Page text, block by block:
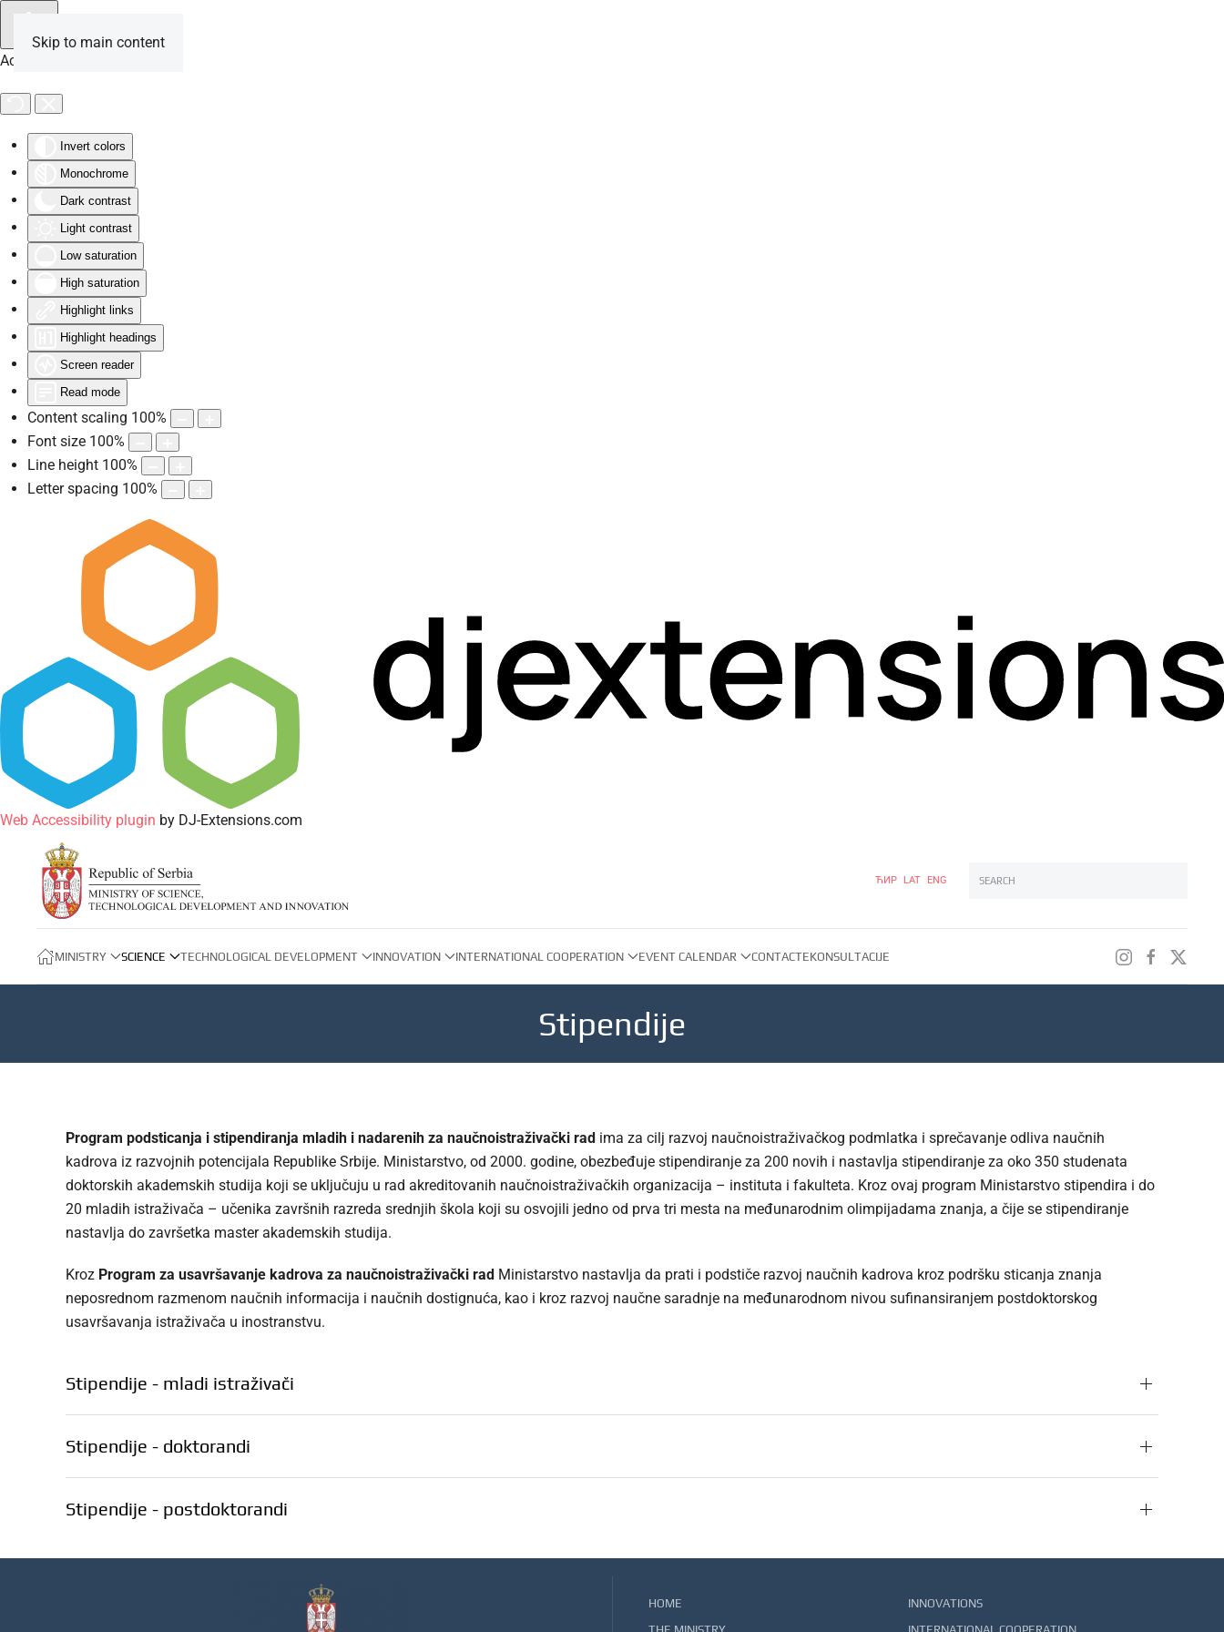
Accessibility Tools
Invert colors
Monochrome
Dark contrast
Light contrast
Low saturation
High saturation
Highlight links
Highlight headings
Screen reader
Read mode
Content scaling 100%
Font size 100%
Line height 100%
Letter spacing 100%
Web Accessibility plugin by DJ-Extensions.com
Skip to main content
ЋИР LAT ENG
MINISTRY SCIENCE TECHNOLOGICAL DEVELOPMENT INNOVATION INTERNATIONAL COOPERATION EVENT CALENDAR CONTACTEKONSULTACIJE
Stipendije
Program podsticanja i stipendiranja mladih i nadarenih za naučnoistraživački rad ima za cilj razvoj naučnoistraživačkog podmlatka i sprečavanje odliva naučnih
kadrova iz razvojnih potencijala Republike Srbije. Ministarstvo, od 2000. godine, obezbeđuje stipendiranje za 200 novih i nastavlja stipendiranje za oko 350 studenata
doktorskih akademskih studija koji se uključuju u rad akreditovanih naučnoistraživačkih organizacija – instituta i fakulteta. Kroz ovaj program Ministarstvo stipendira i do
20 mladih istraživača – učenika završnih razreda srednjih škola koji su osvojili jedno od prva tri mesta na međunarodnim olimpijadama znanja, a čije se stipendiranje
nastavlja do završetka master akademskih studija.
Kroz Program za usavršavanje kadrova za naučnoistraživački rad Ministarstvo nastavlja da prati i podstiče razvoj naučnih kadrova kroz podršku sticanja znanja
neposrednom razmenom naučnih informacija i naučnih dostignuća, kao i kroz razvoj naučne saradnje na međunarodnom nivou sufinansiranjem postdoktorskog
usavršavanja istraživača u inostranstvu.
Stipendije - mladi istraživači
Stipendije - doktorandi
Stipendije - postdoktorandi
HOME
INNOVATIONS